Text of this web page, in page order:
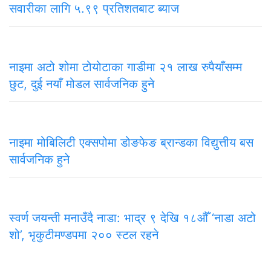
सवारीका लागि ५.९९ प्रतिशतबाट ब्याज
नाइमा अटो शोमा टोयोटाका गाडीमा २१ लाख रुपैयाँसम्म
छुट, दुई नयाँ मोडल सार्वजनिक हुने
नाइमा मोबिलिटी एक्सपोमा डोङफेङ ब्रान्डका विद्युत्तीय बस
सार्वजनिक हुने
स्वर्ण जयन्ती मनाउँदै नाडा: भाद्र ९ देखि १८औँ ‘नाडा अटो
शो’, भृकुटीमण्डपमा २०० स्टल रहने